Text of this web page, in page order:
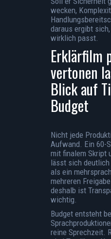
wecken,
daraus ergibt
wirklich passt.
Erklärfilm
vertonen
Blick auf
Budget
Nicht jede
Aufwand. Ein 60-
mit finalem Skript
lässt sich
als ein
mehreren
deshalb ist
wichtig.
Budget entsteht
reine Sprechzeit.